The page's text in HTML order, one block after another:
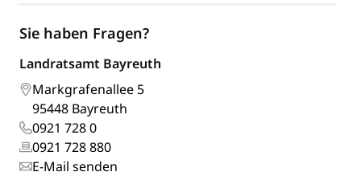
Sie haben Fragen?
Landratsamt Bayreuth
Markgrafenallee 5
95448 Bayreuth
0921 728 0
0921 728 880
E-Mail senden